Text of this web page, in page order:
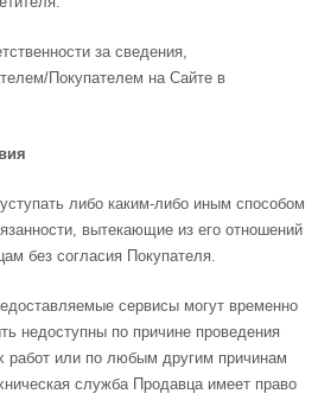
за сведения,
Покупателем на Сайте в
либо каким-либо иным способом
вытекающие из его отношений
без согласия Покупателя.
сервисы могут временно
недоступны по причине проведения
работ или по любым другим причинам
служба Продавца имеет право